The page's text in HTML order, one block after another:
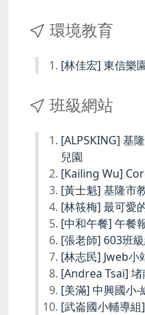
環境教育
[林佳宏] 東信樂
班級網站
[ALPSKING] 基
兒園
[Kailing Wu]
[黃士魁] 基隆市
[林筱梅] 最可愛
[中和午餐] 午餐
[張老師] 603班
[林志民] Jweb小
[Andrea Tsai]
[美滿] 中興國小-
[武崙國小輔導